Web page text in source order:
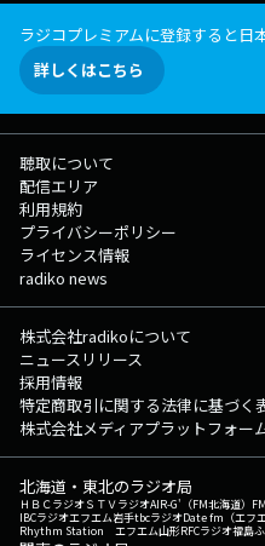
生の誕生日月ですけど...どうなる
坂46(井上和)掲示板」&「メール
は「#乃木坂LOCKS」です
へ ★乃木坂LOCKS!(井上和)のメ
の放送後記は▶︎コチラから!
Cat or Dog』 この2択なら、どち
なら、どんな行動をとる？ 生徒
報！ 君の選択が、かつてない"ビ
る…！ さあ、選ぶのはどっち
『ANZEN LOCKS!』 毎週月曜日
称“アンゼン先生”による交通安
LOCKS!へのメッセージはコチラ
▶︎コチラから! ▽23:08頃～『ミセ
講師 Mrs. GREEN APPLE先生！
ク』。 先月配信リリースされた
生徒のみんなから届いた感想を
つでも自由に受付中！君の今につ
ついてなどなんでもOKです！ メ
もしくは［ミセス先生宛のメー
▶︎コチラから! ◎番組公式SNS
◇LINE ◇YouTube ◇TikTok
ラジコプレミアムに登録すると日
詳しくはこちら
聴取について
配信エリア
利用規約
プライバシーポリシー
ライセンス情報
radiko news
株式会社radikoについて
ニュースリリース
採用情報
特定商取引に関する法律に基づく
株式会社メディアプラットフォー
北海道・東北のラジオ局
ＨＢＣラジオＳＴＶラジオAIR-G'（FM北海道）
IBCラジオエフエム岩手tbcラジオDate fm（エフ
Rhythm Station エフエム山形RFCラジオ福島